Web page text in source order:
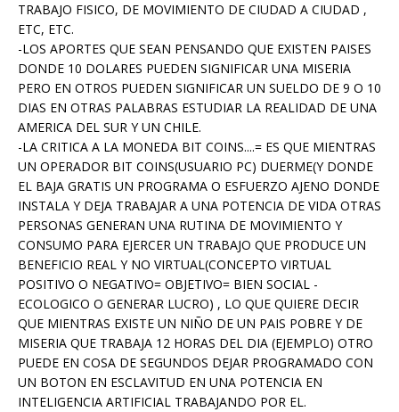
TRABAJO FISICO, DE MOVIMIENTO DE CIUDAD A CIUDAD ,
ETC, ETC.
-LOS APORTES QUE SEAN PENSANDO QUE EXISTEN PAISES
DONDE 10 DOLARES PUEDEN SIGNIFICAR UNA MISERIA
PERO EN OTROS PUEDEN SIGNIFICAR UN SUELDO DE 9 O 10
DIAS EN OTRAS PALABRAS ESTUDIAR LA REALIDAD DE UNA
AMERICA DEL SUR Y UN CHILE.
-LA CRITICA A LA MONEDA BIT COINS....= ES QUE MIENTRAS
UN OPERADOR BIT COINS(USUARIO PC) DUERME(Y DONDE
EL BAJA GRATIS UN PROGRAMA O ESFUERZO AJENO DONDE
INSTALA Y DEJA TRABAJAR A UNA POTENCIA DE VIDA OTRAS
PERSONAS GENERAN UNA RUTINA DE MOVIMIENTO Y
CONSUMO PARA EJERCER UN TRABAJO QUE PRODUCE UN
BENEFICIO REAL Y NO VIRTUAL(CONCEPTO VIRTUAL
POSITIVO O NEGATIVO= OBJETIVO= BIEN SOCIAL -
ECOLOGICO O GENERAR LUCRO) , LO QUE QUIERE DECIR
QUE MIENTRAS EXISTE UN NIÑO DE UN PAIS POBRE Y DE
MISERIA QUE TRABAJA 12 HORAS DEL DIA (EJEMPLO) OTRO
PUEDE EN COSA DE SEGUNDOS DEJAR PROGRAMADO CON
UN BOTON EN ESCLAVITUD EN UNA POTENCIA EN
INTELIGENCIA ARTIFICIAL TRABAJANDO POR EL.